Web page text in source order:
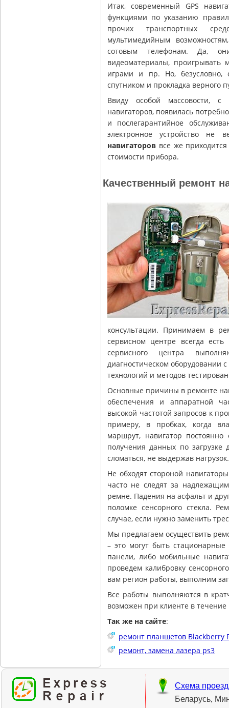
Итак, современный GPS
функциями по указанию
прочих транспортных
мультимедийным
сотовым телефонам. Да,
видеоматериалы, проигрывать
играми и пр. Но, безусловно,
спутником и прокладка верного
Ввиду особой массовости, с
навигаторов, появилась
и послегарантийное
электронное устройство
навигаторов все же
стоимости прибора.
Качественный ремонт
консультации. Принимаем в
сервисном центре всегда
сервисного центра
диагностическом
технологий и методов
Основные причины в ремонте
обеспечения и аппаратной
высокой частотой запросов к
примеру, в пробках, когда
маршрут, навигатор
получения данных по загрузке
сломаться, не выдержав нагрузок.
Не обходят стороной
часто не следят за
ремне. Падения на асфальт и
поломке сенсорного стекла.
случае, если нужно заменить
Мы предлагаем осуществить
– это могут быть
панели, либо мобильные
проведем калибровку
вам регион работы, выполним
Все работы выполняются в
возможен при клиенте в течение
Так же на сайте:
ремонт планшетов Blackberry
ремонт, замена лазера ps3
Схема
Беларусь,